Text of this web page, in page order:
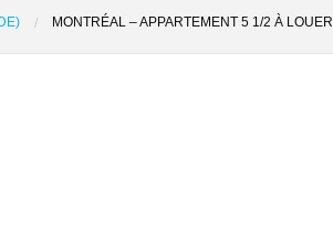
MONTRÉAL – APPARTEMENT 5 1/2 À LOUER